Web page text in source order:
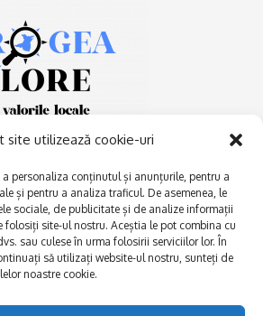
site utilizează cookie-uri
personaliza conținutul și anunțurile, pentru a
și pentru a analiza traficul. De asemenea, le
sociale, de publicitate și de analize informații
folosiți site-ul nostru. Aceștia le pot combina cu
sau culese în urma folosirii serviciilor lor. În
să utilizați website-ul nostru, sunteți de
noastre cookie.
mari
Afaceri și meșteșuguri
Actualitate